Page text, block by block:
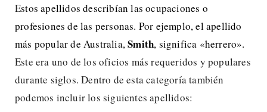
Estos apellidos describían las ocupaciones o
profesiones de las personas. Por ejemplo, el apellido
más popular de Australia,Smith, significa «herrero».
Este era uno de los oficios más requeridos y populares
durante siglos. Dentro de esta categoría también
podemos incluir los siguientes apellidos: